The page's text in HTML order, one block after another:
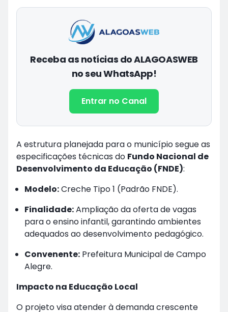
Receba as notícias do ALAGOASWEB
no seu WhatsApp!
Entrar no Canal
A estrutura planejada para o município segue as
especificações técnicas do Fundo Nacional de
Desenvolvimento da Educação (FNDE):
Modelo:Creche Tipo 1 (Padrão FNDE).
Finalidade:Ampliação da oferta de vagas
para o ensino infantil, garantindo ambientes
adequados ao desenvolvimento pedagógico.
Convenente: Prefeitura Municipal de Campo
Alegre.
Impacto na Educação Local
O projeto visa atender à demanda crescente